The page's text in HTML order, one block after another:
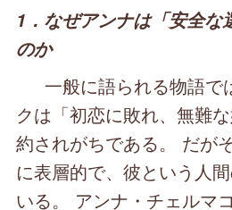
1．なぜアンナは「安全な
のか
一般に語られる物語で
クは「初恋に敗れ、無難
約されがちである。 だが
に表層的で、彼という人
いる。 アンナ・チェルマ